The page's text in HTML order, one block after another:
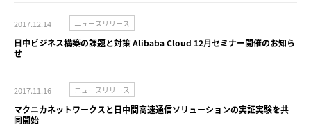
2017.12.14 ニュースリリース
日中ビジネス構築の課題と対策 Alibaba Cloud 12月セミナー開催のお知ら
せ
2017.11.16 ニュースリリース
マクニカネットワークスと日中間高速通信ソリューションの実証実験を共
同開始